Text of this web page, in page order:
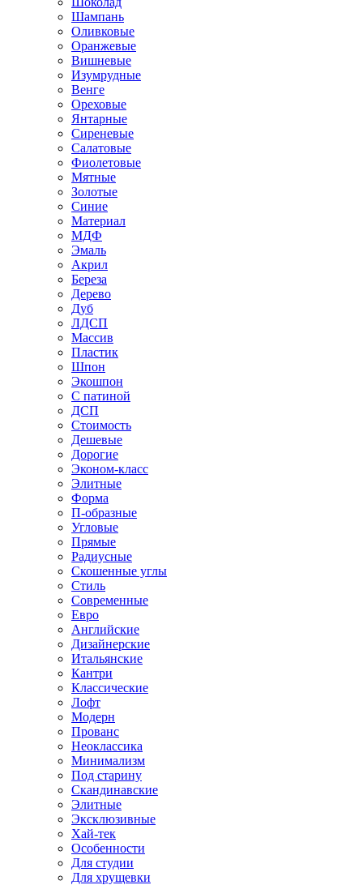
Шампань
Оливковые
Оранжевые
Вишневые
Изумрудные
Венге
Ореховые
Янтарные
Сиреневые
Салатовые
Фиолетовые
Мятные
Золотые
Синие
Материал
МДФ
Эмаль
Акрил
Береза
Дерево
Дуб
ЛДСП
Массив
Пластик
Шпон
Экошпон
С патиной
ДСП
Стоимость
Дешевые
Дорогие
Эконом-класс
Элитные
Форма
П-образные
Угловые
Прямые
Радиусные
Скошенные углы
Стиль
Современные
Евро
Английские
Дизайнерские
Итальянские
Кантри
Классические
Лофт
Модерн
Прованс
Неоклассика
Минимализм
Под старину
Скандинавские
Элитные
Эксклюзивные
Хай-тек
Особенности
Для студии
Для хрущевки